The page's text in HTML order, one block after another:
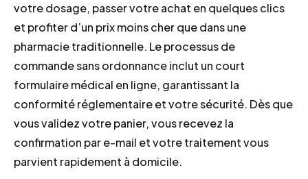
votre dosage, passer votre achat en quelques clics
et profiter d’un prix moins cher que dans une
pharmacie traditionnelle. Le processus de
commande sans ordonnance inclut un court
formulaire médical en ligne, garantissant la
conformité réglementaire et votre sécurité. Dès que
vous validez votre panier, vous recevez la
confirmation par e-mail et votre traitement vous
parvient rapidement à domicile.